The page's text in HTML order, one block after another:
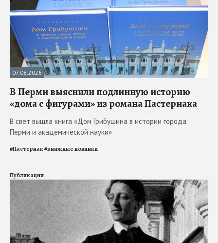
07.08.2026
В Перми выяснили подлинную историю
«дома с фигурами» из романа Пастернака
В свет вышла книга «Дом Грибушина в истории города
Перми и академической науки»
#Пастернак#книжные новинки
Публикации